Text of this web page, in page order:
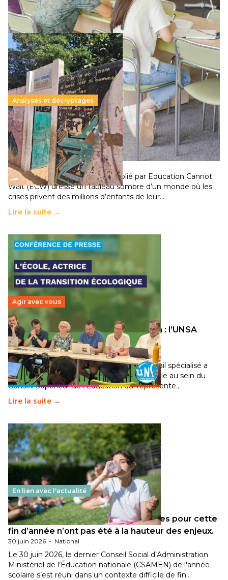
Lire la suite →
Analyses et décryptages
258 millions d’enfants victimes de la guerre, des
chocs climatiques et des déplacements de
population
11 juillet 2026- National
Un nouveau rapport mondial publié par Education Cannot
Wait (ECW) dresse un tableau sombre d’un monde où les
crises privent des millions d’enfants de leur…
Lire la suite →
Agir avec vous
Transition écologique de l’éducation : l’UNSA
Éducation fait bouger les lignes
30 juin 2026-National
Pendant plusieurs mois, un groupe de travail spécialisé a
travaillé sur la transition écologique de l’Ecole au sein du
Conseil Supérieur de l’Éducation qui représente…
Lire la suite →
En lien avec l'actualité
Les décisions ministérielles attendues pour cette
fin d’année n’ont pas été à la hauteur des enjeux.
30 juin 2026 - National
Le 30 juin 2026, le dernier Conseil Social d’Administration
Ministériel de l’Éducation nationale (CSAMEN) de l'année
scolaire s’est réuni dans un contexte difficile de fin…